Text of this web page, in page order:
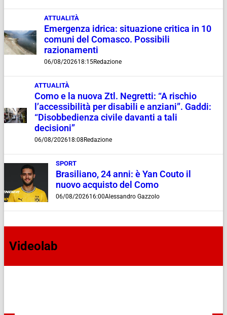
ATTUALITÀ
Emergenza idrica: situazione critica in 10
comuni del Comasco. Possibili
razionamenti
06/08/202618:15Redazione
ATTUALITÀ
Como e la nuova Ztl. Negretti: “A rischio
l’accessibilità per disabili e anziani”. Gaddi:
“Disobbedienza civile davanti a tali
decisioni”
06/08/202618:08 Redazione
SPORT
Brasiliano, 24 anni: è Yan Couto il
nuovo acquisto del Como
06/08/202616:00Alessandro Gazzolo
Videolab